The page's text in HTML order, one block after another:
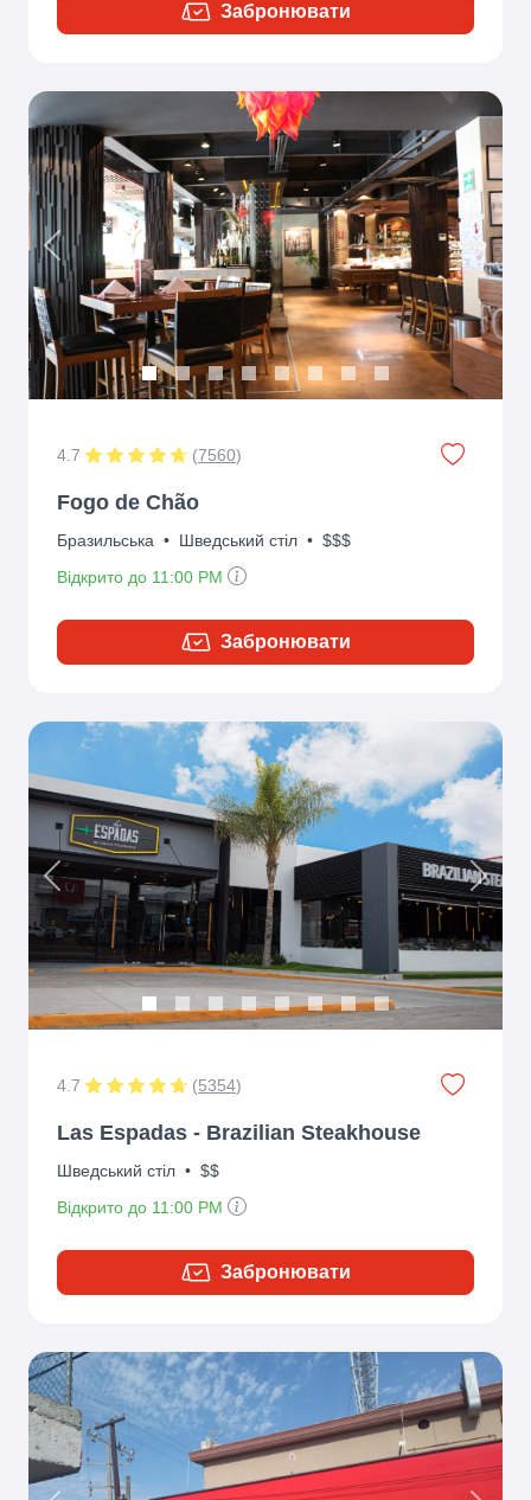
Забронювати
Previous Next
4.7 (7560)
Fogo de Chão
Бразильська • Шведський стіл • $$$
Відкрито до 11:00 PM
Забронювати
Previous Next
4.7 (5354)
Las Espadas - Brazilian Steakhouse
Шведський стіл • $$
Відкрито до 11:00 PM
Забронювати